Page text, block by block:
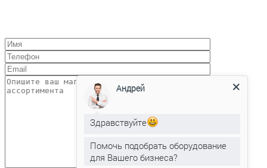
Андрей
Здравствуйте
Помочь подобрать оборудование
для Вашего бизнеса?